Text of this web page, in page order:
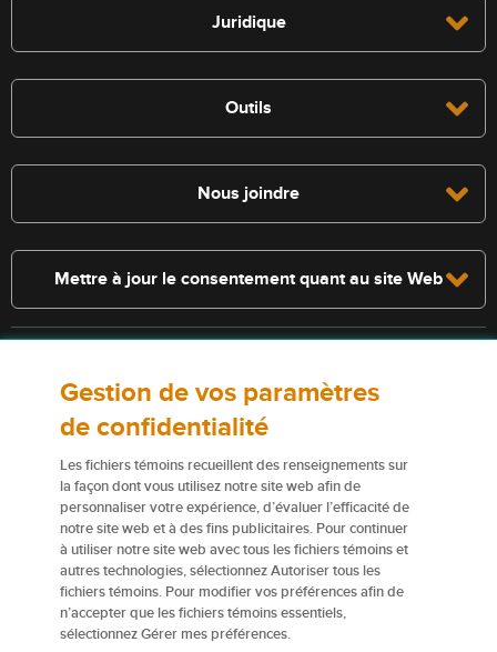
Juridique
Outils
Nous joindre
Mettre à jour le consentement quant au site Web
s’appliquent. Les services décrits sur le présent site Web ne
constituent pas des polices d’assurance, et certaines polices n’y sont
pas admissibles.
Pour obtenir de plus amples renseignements sur nos services ou nos
assureurs, veuillez consulter lesConditions d’utilisation
Certains éléments de contenu du présent site Web sont des marques
de commerce ou des appellations commerciales de la Corporation
financière Northbridge (ou de ses sociétés affiliées); elles sont
utilisées par nos assureurs avec la permission de la Corporation
financière Northbridge.
Gestion de vos paramètres
de confidentialité
Les fichiers témoins recueillent des renseignements sur
la façon dont vous utilisez notre site web afin de
personnaliser votre expérience, d’évaluer l’efficacité de
notre site web et à des fins publicitaires. Pour continuer
à utiliser notre site web avec tous les fichiers témoins et
autres technologies, sélectionnez Autoriser tous les
fichiers témoins. Pour modifier vos préférences afin de
n’accepter que les fichiers témoins essentiels,
sélectionnez Gérer mes préférences.